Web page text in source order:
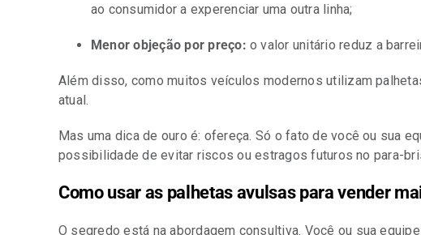
ao consumidor a experenciar uma outra linha;
Menor objeção por preço: o valor unitário reduz a
Além disso, como muitos veículos modernos utilizam
atual.
Mas uma dica de ouro é: ofereça. Só o fato de você ou sua
possibilidade de evitar riscos ou estragos futuros no para-
Como usar as palhetas avulsas para vender
O segredo está na abordagem consultiva. Você ou sua